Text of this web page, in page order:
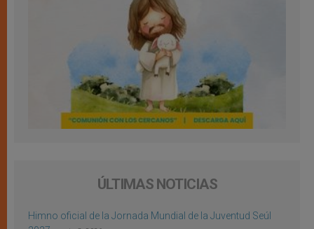
ÚLTIMAS NOTICIAS
Himno oficial de la Jornada Mundial de la Juventud Seúl